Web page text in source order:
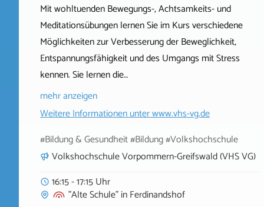
Mit wohltuenden Bewegungs-, Achtsamkeits- und
Meditationsübungen lernen Sie im Kurs verschiedene
Möglichkeiten zur Verbesserung der Beweglichkeit,
Entspannungsfähigkeit und des Umgangs mit Stress
kennen. Sie lernen die…
mehr anzeigen
Weitere Informationen unterwww.vhs-vg.de
#Bildung & Gesundheit #Bildung #Volkshochschule
Volkshochschule Vorpommern-Greifswald (VHS VG)
16:15 - 17:15 Uhr
"Alte Schule"inFerdinandshof